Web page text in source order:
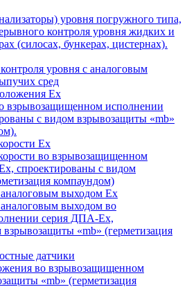
уровня погружного типа,
контроля уровня жидких и
(силосах, бункерах, цистернах).
уровня с аналоговым
сред
Ех
взрывозащищенном исполнении
с видом взрывозащиты «mb»
Ех
во взрывозащищенном
спроектированы с видом
компаундом)
выходом Ех
выходом во
серия ДПА-Ех,
«mb» (герметизация
датчики
во взрывозащищенном
«mb» (герметизация